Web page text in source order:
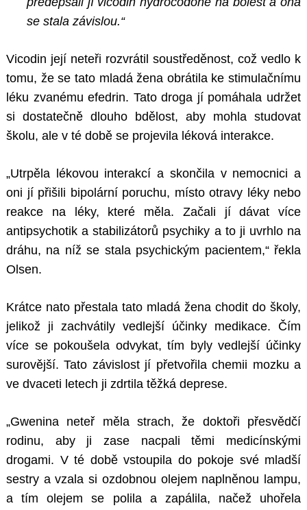
se stala závislou.“
Vicodin její neteři rozvrátil soustředěnost, což vedlo k
tomu, že se tato mladá žena obrátila ke stimulačnímu
léku zvanému efedrin. Tato droga jí pomáhala udržet
si dostatečně dlouho bdělost, aby mohla studovat
školu, ale v té době se projevila léková interakce.
„Utrpěla lékovou interakcí a skončila v nemocnici a
oni jí přišili bipolární poruchu, místo otravy léky nebo
reakce na léky, které měla. Začali jí dávat více
antipsychotik a stabilizátorů psychiky a to ji uvrhlo na
dráhu, na níž se stala psychickým pacientem,“ řekla
Olsen.
Krátce nato přestala tato mladá žena chodit do školy,
jelikož ji zachvátily vedlejší účinky medikace. Čím
více se pokoušela odvykat, tím byly vedlejší účinky
surovější. Tato závislost jí přetvořila chemii mozku a
ve dvaceti letech ji zdrtila těžká deprese.
„Gwenina neteř měla strach, že doktoři přesvědčí
rodinu, aby ji zase nacpali těmi medicínskými
drogami. V té době vstoupila do pokoje své mladší
sestry a vzala si ozdobnou olejem naplněnou lampu,
a tím olejem se polila a zapálila, načež uhořela